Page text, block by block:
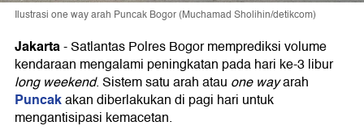
Ilustrasi one way arah Puncak Bogor (Muchamad Sholihin/detikcom)
Jakarta-Satlantas Polres Bogor memprediksi volume
kendaraan mengalami peningkatan pada hari ke-3 libur
long weekend. Sistem satu arah atau one wayarah
Puncakakan diberlakukan di pagi hari untuk
mengantisipasi kemacetan.